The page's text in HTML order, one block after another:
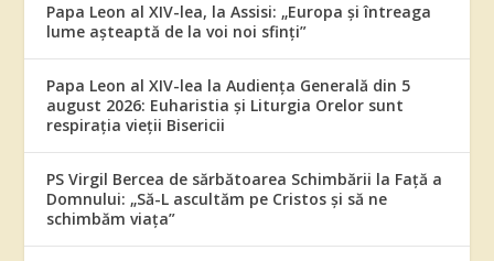
Papa Leon al XIV-lea, la Assisi: „Europa și întreaga
lume așteaptă de la voi noi sfinți”
Papa Leon al XIV-lea la Audiența Generală din 5
august 2026: Euharistia și Liturgia Orelor sunt
respirația vieții Bisericii
PS Virgil Bercea de sărbătoarea Schimbării la Față a
Domnului: „Să-L ascultăm pe Cristos și să ne
schimbăm viața”